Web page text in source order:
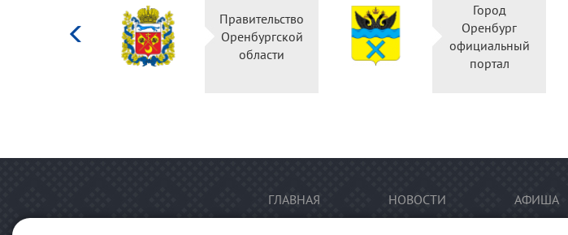
Правительство
Оренбургской
области
Город
Оренбург
официальный
портал
ГЛАВНАЯ НОВОСТИ АФИША